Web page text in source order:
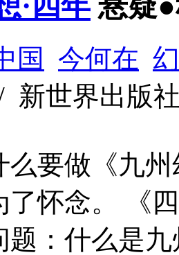
国 今何在
新世界出版
么要做《九
了怀念。 《
题：什么是